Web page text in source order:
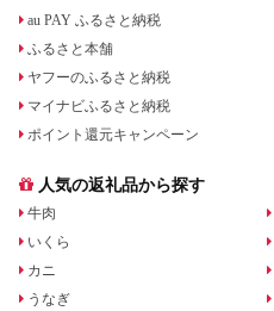
au PAY ふるさと納税
ふるさと本舗
ヤフーのふるさと納税
マイナビふるさと納税
ポイント還元キャンペーン
人気の返礼品から探す
牛肉
いくら
カニ
うなぎ